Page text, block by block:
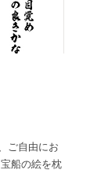
ご自由にお
船の絵を枕